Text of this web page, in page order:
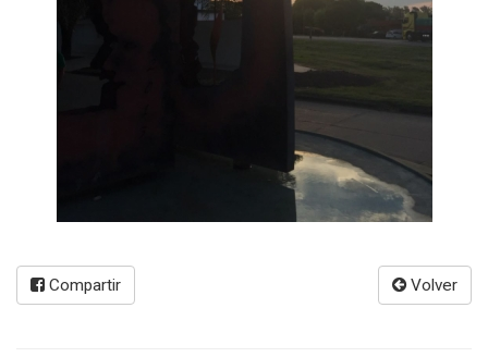
Compartir Volver